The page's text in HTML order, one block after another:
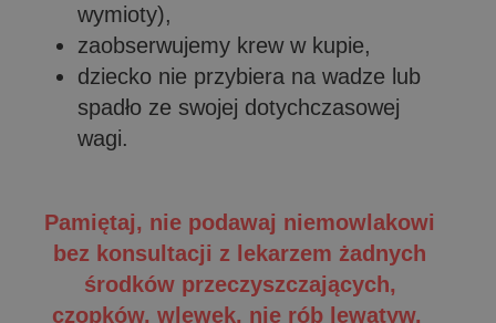
wymioty),
zaobserwujemy krew w kupie,
dziecko nie przybiera na wadze lub
spadło ze swojej dotychczasowej
wagi.
Pamiętaj, nie podawaj niemowlakowi
bez konsultacji z lekarzem żadnych
środków przeczyszczających,
czopków, wlewek, nie rób lewatyw.